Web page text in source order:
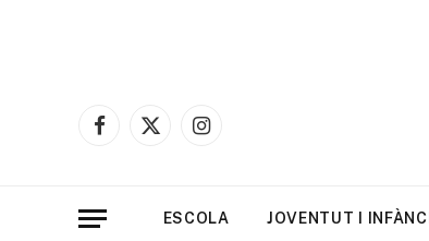
Facebook
X
Instagram
ESCOLA JOVENTUT I